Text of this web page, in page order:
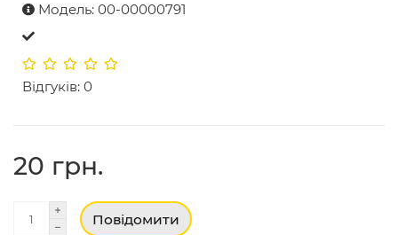
Модель: 00-00000791
Відгуків: 0
20 грн.
Повідомити